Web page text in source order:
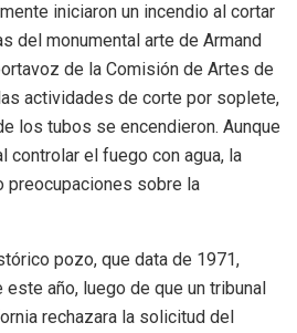
iniciaron un incendio al cortar
del monumental arte de Armand
de la Comisión de Artes de
actividades de corte por soplete,
los tubos se encendieron. Aunque
controlar el fuego con agua, la
preocupaciones sobre la
pozo, que data de 1971,
año, luego de que un tribunal
rechazara la solicitud del